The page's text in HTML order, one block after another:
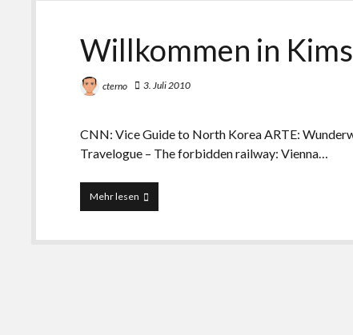
Willkommen in
cterno 3. Juli 2010
CNN: Vice Guide to North Korea ARTE:
Travelogue – The forbidden railway: Vienna…
Mehr lesen Willkommen
in
Märchenwelt